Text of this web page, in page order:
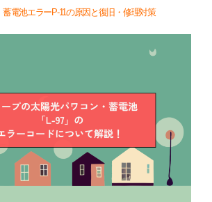
電池エラーP-11の原因と復旧・修理対策